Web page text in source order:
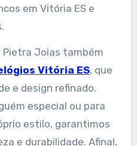
em Vitória ES e
Pietra Joias também
Vitória ES, que
e design refinado.
especial ou para
estilo, garantimos
e durabilidade. Afinal,